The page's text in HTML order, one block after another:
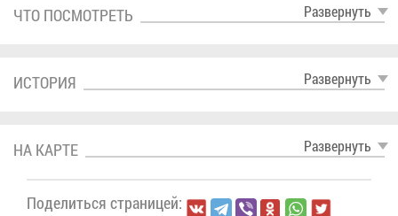
Раз­вер­нуть
ЧТО ПО­СМОТ­РЕТЬ
Раз­вер­нуть
ИС­ТО­РИЯ
Раз­вер­нуть
НА КАР­ТЕ
По­де­лить­ся стра­ни­цей: